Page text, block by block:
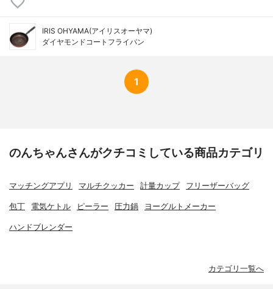
IRIS OHYAMA(アイリスオーヤマ)
ダイヤモンドコートフライパン
1
のんちゃんさんがクチコミしている商品カテゴリ
マッチングアプリ マルチクッカー 計量カップ フリーザーバッグ
包丁 電気ケトル ピーラー 圧力鍋 ヨーグルトメーカー
ハンドブレンダー
カテゴリ一覧へ